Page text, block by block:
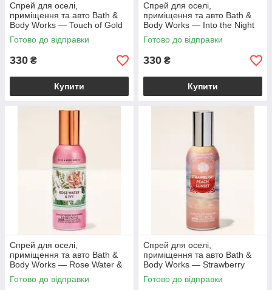
Спрей для оселі,
приміщення та авто Bath &
Body Works — Touch of Gold
Concentrated Room Spray /
42,5 г
Готово до відправки
330 ₴
Купити
Спрей для оселі,
приміщення та авто Bath &
Body Works — Into the Night
Concentrated Room Spray /
42,5 г
Готово до відправки
330 ₴
Купити
Спрей для оселі,
приміщення та авто Bath &
Body Works — Rose Water &
Ivy Concentrated Room Spray
/ 42,5 г
Готово до відправки
Спрей для оселі,
приміщення та авто Bath &
Body Works — Strawberry
Peach Sunset Concentrated
Room Spray / 42,5
Готово до відправки